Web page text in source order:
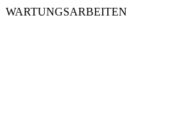
WARTUNGSARBEITEN